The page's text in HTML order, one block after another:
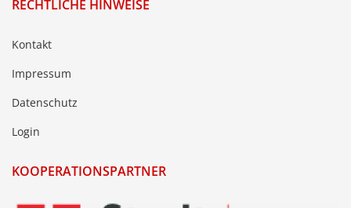
RECHTLICHE HINWEISE
Kontakt
Impressum
Datenschutz
Login
KOOPERATIONSPARTNER